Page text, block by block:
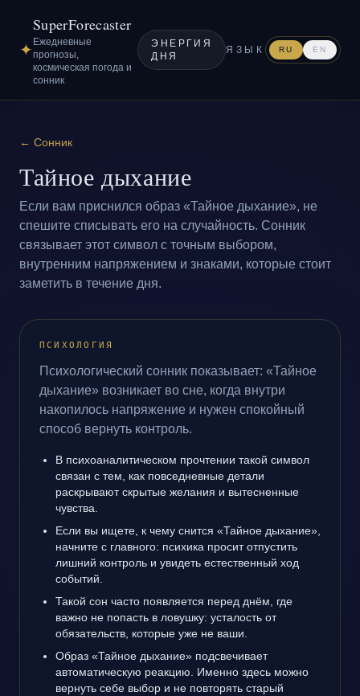
✦
SuperForecaster
Ежедневные
прогнозы,
космическая погода и
сонник
ЭНЕРГИЯ
ДНЯ
ЯЗЫК RU EN
← Сонник
Тайное дыхание
Если вам приснился образ «Тайное дыхание», не
спешите списывать его на случайность. Сонник
связывает этот символ с точным выбором,
внутренним напряжением и знаками, которые стоит
заметить в течение дня.
ПСИХОЛОГИЯ
Психологический сонник показывает: «Тайное
дыхание» возникает во сне, когда внутри
накопилось напряжение и нужен спокойный
способ вернуть контроль.
В психоаналитическом прочтении такой символ
связан с тем, как повседневные детали
раскрывают скрытые желания и вытесненные
чувства.
Если вы ищете, к чему снится «Тайное дыхание»,
начните с главного: психика просит отпустить
лишний контроль и увидеть естественный ход
событий.
Такой сон часто появляется перед днём, где
важно не попасть в ловушку: усталость от
обязательств, которые уже не ваши.
Образ «Тайное дыхание» подсвечивает
автоматическую реакцию. Именно здесь можно
вернуть себе выбор и не повторять старый